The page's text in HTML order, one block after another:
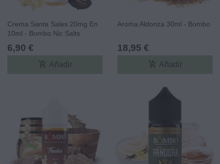
Crema Santa Sales 20mg En
10ml - Bombo Nic Salts
6,90 €
add_shopping_cart Añadir
Aroma Aldonza 30ml - Bombo
18,95 €
add_shopping_cart Añadir